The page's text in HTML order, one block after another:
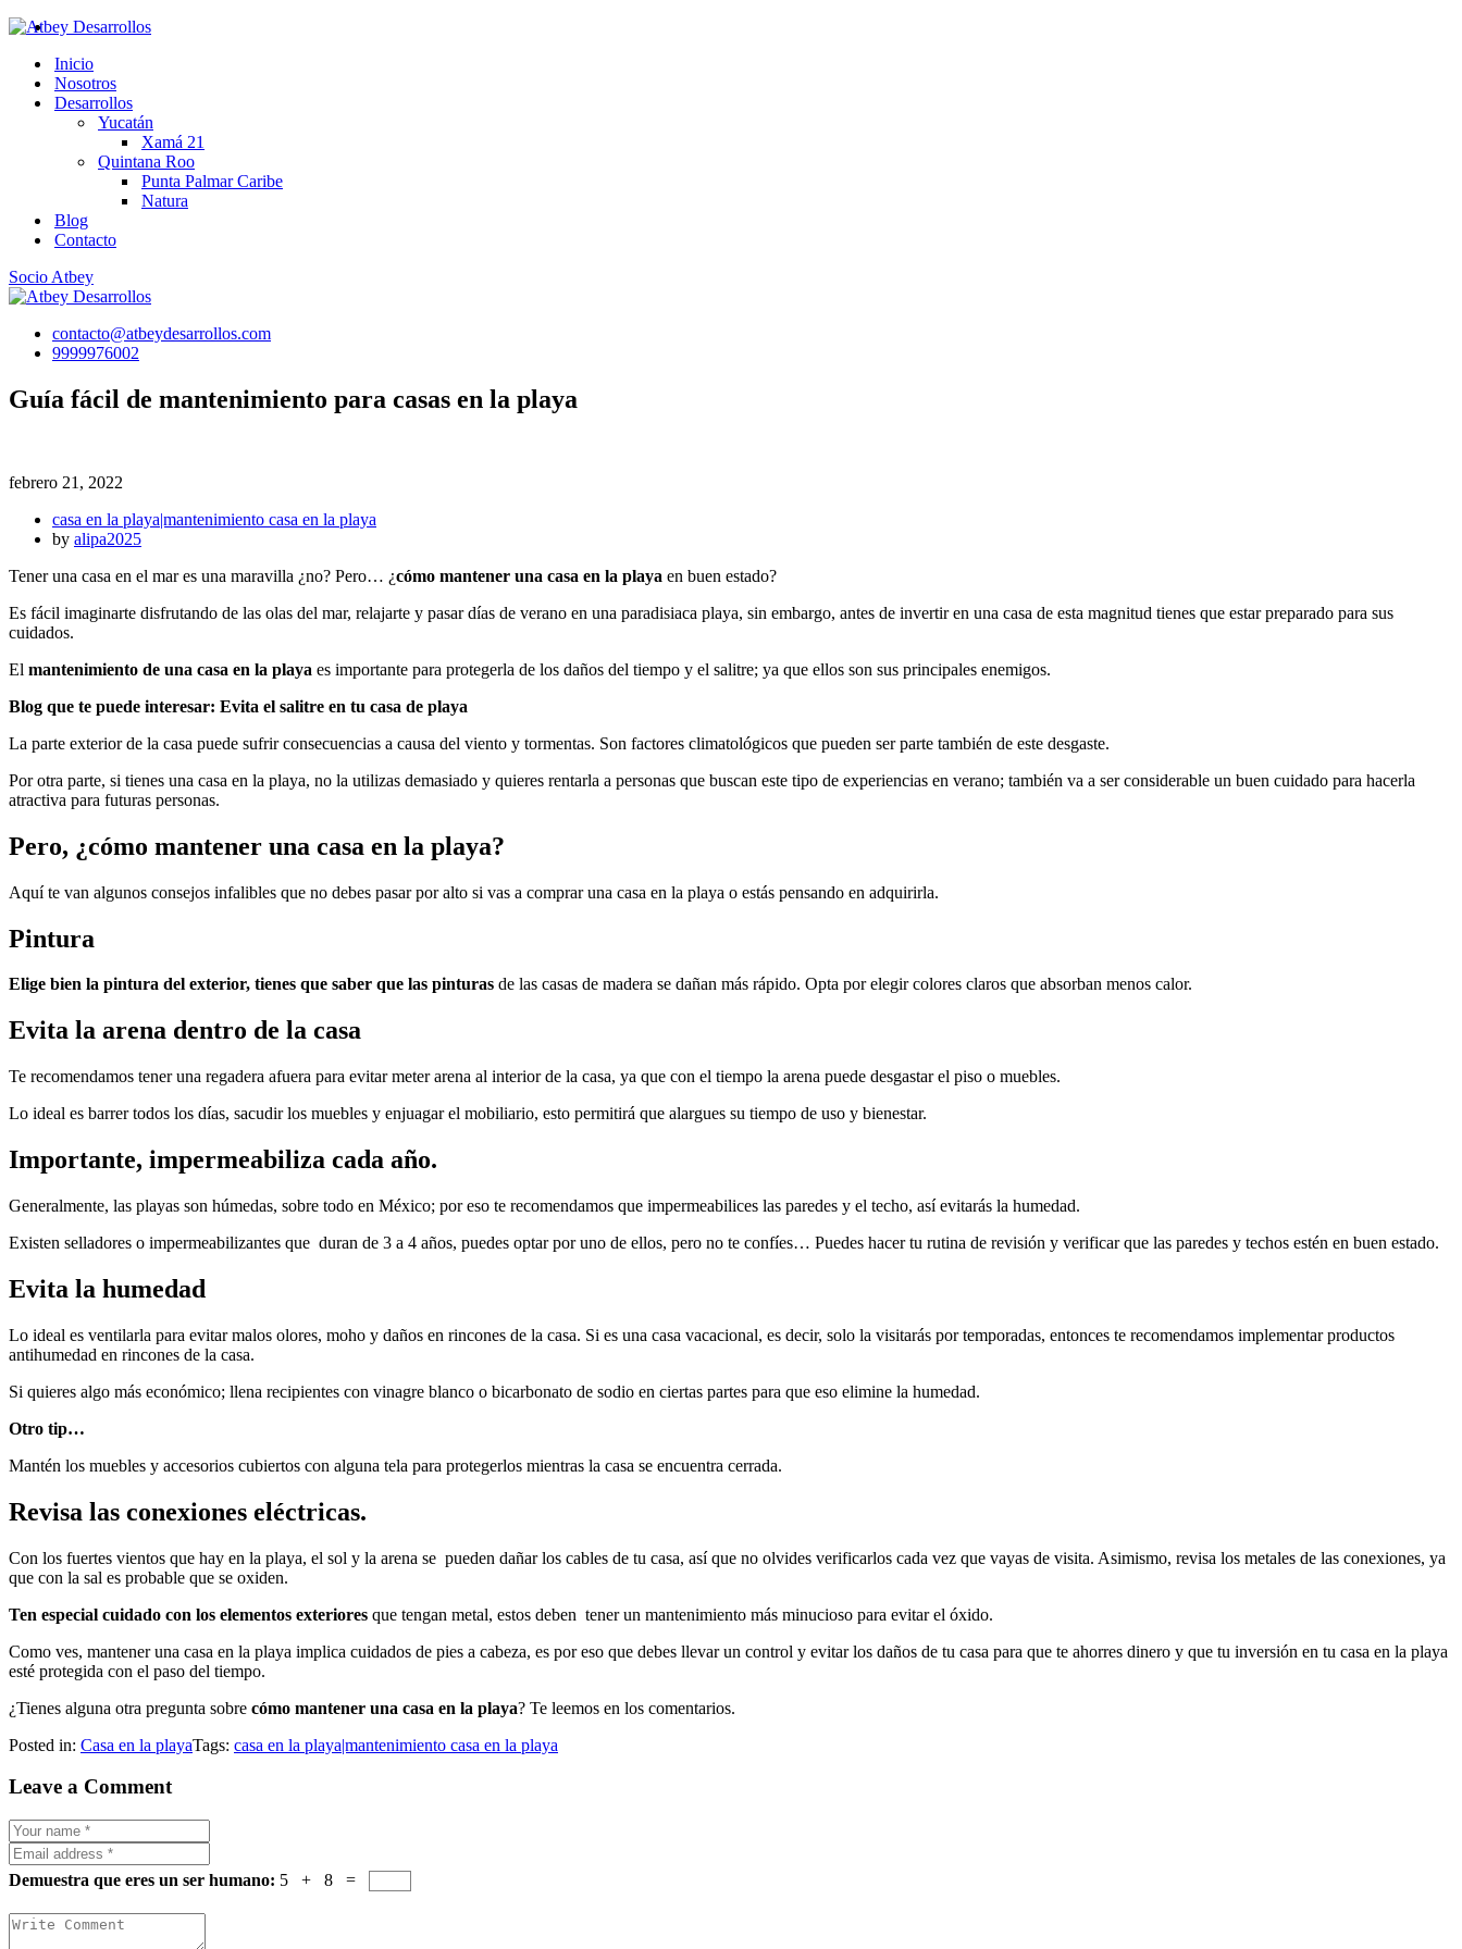
Skip
contentInicio
Nosotros
Desarrollos
Yucatán
Xamá 21
Quintana Roo
Punta Palmar Caribe
Natura
Blog
Contacto
Socio Atbey
contacto@atbeydesarrollos.com
9999976002
Guía fácil de mantenimiento para casas en la playa
febrero 21, 2022
casa en la playa|mantenimiento casa en la playa
by alipa2025
Tener una casa en el mar es una maravilla ¿no? Pero… ¿cómo mantener una casa en la playa en buen estado?
Es fácil imaginarte disfrutando de las olas del mar, relajarte y pasar días de verano en una paradisiaca playa, sin embargo, antes de invertir en una casa de esta magnitud tienes que estar preparado para sus
cuidados.
El mantenimiento de una casa en la playa es importante para protegerla de los daños del tiempo y el salitre; ya que ellos son sus principales enemigos.
Blog que te puede interesar: Evita el salitre en tu casa de playa
La parte exterior de la casa puede sufrir consecuencias a causa del viento y tormentas. Son factores climatológicos que pueden ser parte también de este desgaste.
Por otra parte, si tienes una casa en la playa, no la utilizas demasiado y quieres rentarla a personas que buscan este tipo de experiencias en verano; también va a ser considerable un buen cuidado para hacerla
atractiva para futuras personas.
Pero, ¿cómo mantener una casa en la playa?
Aquí te van algunos consejos infalibles que no debes pasar por alto si vas a comprar una casa en la playa o estás pensando en adquirirla.
Pintura
Elige bien la pintura del exterior, tienes que saber que las pinturas de las casas de madera se dañan más rápido. Opta por elegir colores claros que absorban menos calor.
Evita la arena dentro de la casa
Te recomendamos tener una regadera afuera para evitar meter arena al interior de la casa, ya que con el tiempo la arena puede desgastar el piso o muebles.
Lo ideal es barrer todos los días, sacudir los muebles y enjuagar el mobiliario, esto permitirá que alargues su tiempo de uso y bienestar.
Importante, impermeabiliza cada año.
Generalmente, las playas son húmedas, sobre todo en México; por eso te recomendamos que impermeabilices las paredes y el techo, así evitarás la humedad.
Existen selladores o impermeabilizantes que duran de 3 a 4 años, puedes optar por uno de ellos, pero no te confíes… Puedes hacer tu rutina de revisión y verificar que las paredes y techos estén en buen estado.
Evita la humedad
Lo ideal es ventilarla para evitar malos olores, moho y daños en rincones de la casa. Si es una casa vacacional, es decir, solo la visitarás por temporadas, entonces te recomendamos implementar productos
antihumedad en rincones de la casa.
Si quieres algo más económico; llena recipientes con vinagre blanco o bicarbonato de sodio en ciertas partes para que eso elimine la humedad.
Otro tip…
Mantén los muebles y accesorios cubiertos con alguna tela para protegerlos mientras la casa se encuentra cerrada.
Revisa las conexiones eléctricas.
Con los fuertes vientos que hay en la playa, el sol y la arena se pueden dañar los cables de tu casa, así que no olvides verificarlos cada vez que vayas de visita. Asimismo, revisa los metales de las conexiones, ya
que con la sal es probable que se oxiden.
Ten especial cuidado con los elementos exteriores que tengan metal, estos deben tener un mantenimiento más minucioso para evitar el óxido.
Como ves, mantener una casa en la playa implica cuidados de pies a cabeza, es por eso que debes llevar un control y evitar los daños de tu casa para que te ahorres dinero y que tu inversión en tu casa en la playa
esté protegida con el paso del tiempo.
¿Tienes alguna otra pregunta sobre cómo mantener una casa en la playa? Te leemos en los comentarios.
Posted in: Casa en la playaTags: casa en la playa|mantenimiento casa en la playa
Leave a Comment
Demuestra que eres un ser humano: 5 + 8 =